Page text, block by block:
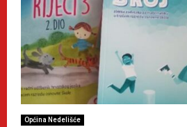
Općina Nedelišće